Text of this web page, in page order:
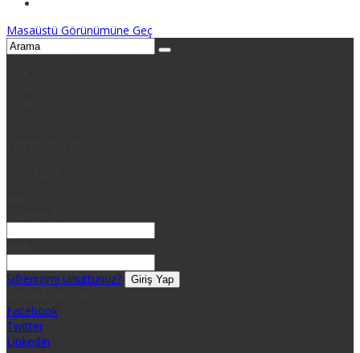
Masaüstü Görünümüne Geç
Şifrenizimi Unuttunuz?
Facebook
Twitter
LinkedIn